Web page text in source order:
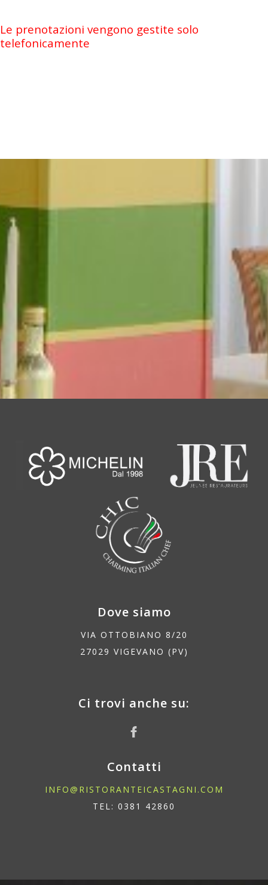
Le prenotazioni vengono gestite solo
telefonicamente
Dove siamo
VIA OTTOBIANO 8/20
27029 VIGEVANO (PV)
Ci trovi anche su:
Contatti
INFO@RISTORANTEICASTAGNI.COM
TEL: 0381 42860